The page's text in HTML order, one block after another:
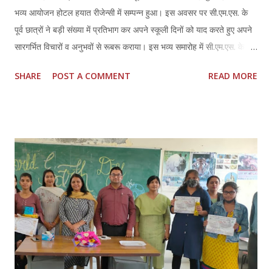
भव्य आयोजन होटल हयात रीजेन्सी में सम्पन्न हुआ। इस अवसर पर सी.एम.एस. के
पूर्व छात्रों ने बड़ी संख्या में प्रतिभाग कर अपने स्कूली दिनों को याद करते हुए अपने
सारगर्भित विचारों व अनुभवों से रूबरू कराया। इस भव्य समारोह में सी.एम.एस. के पूर्व
देश को अपनी सेवायें दे रहे वरिष्ठ अधिकारियों ने अपनी गरिमामय उपस्थिति दर्ज
योगदान है। श्री प्रांजल यादव, आई.ए.एस., विशेष सचिव, नेशनल इरीगेशन
डिपार्टमेन्ट, उ.प्र., का कहना था कि स्कूल के शुरूआती दिनों में ही सी.एम.एस. ने मेरे
भावी जीवन की नींव रख दी थी। लेफ्टिनेंट कर्नल प्रशांत कुमार सिंह,
आईआरएसएमई, उप महानिदेशक, यूआईडीएआई, ने कहा कि सी.एम.एस. द्वारा दिये गये
उच्च विचारों, व्यक्तित्व...
SHARE POST A COMMENT READ MORE